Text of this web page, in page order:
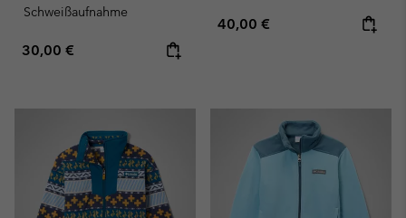
Schweißaufnahme
Regular price:
30,00 €
Regular price:
40,00 €